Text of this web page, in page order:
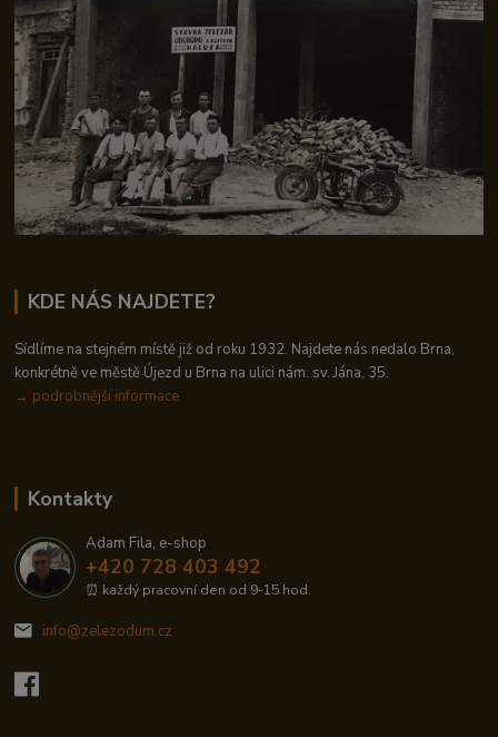
KDE NÁS NAJDETE?
Sídlíme na stejném místě již od roku 1932. Najdete nás nedalo Brna,
konkrétně ve městě Újezd u Brna na ulici nám. sv. Jána, 35.
→ podrobnější informace
Kontakty
Adam Fila, e-shop
+420 728 403 492
⏰ každý pracovní den od 9-15 hod.
info@zelezodum.cz